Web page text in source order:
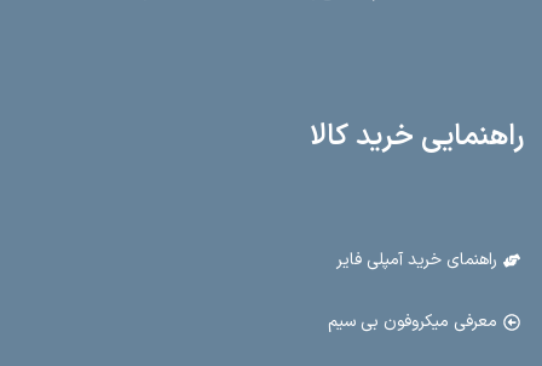
راهنمایی خرید کالا
راهنمای خرید آمپلی فایر
معرفی میکروفون بی سیم